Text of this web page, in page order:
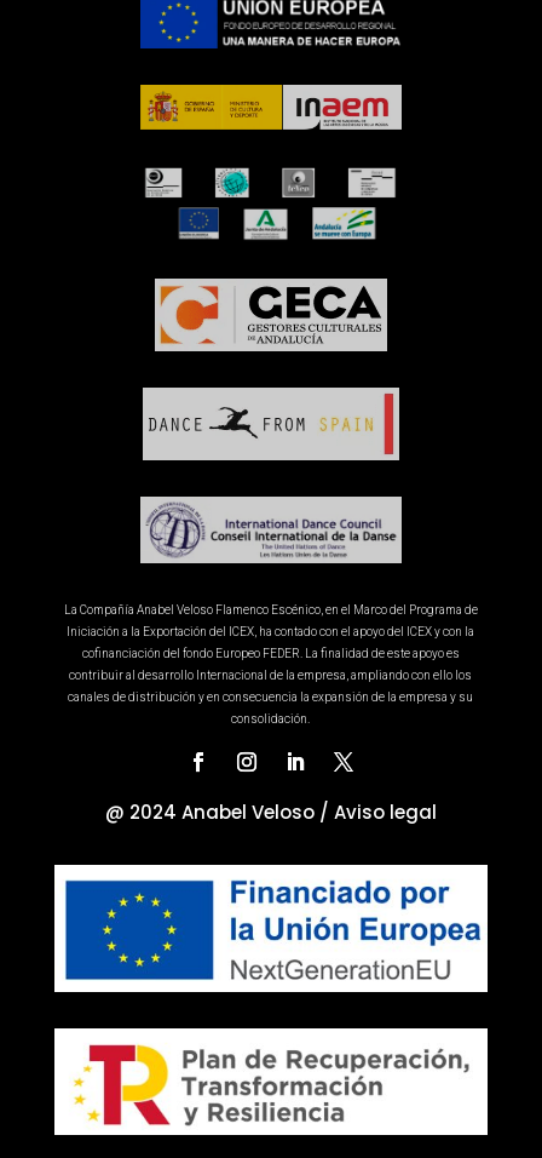
La Compañía Anabel Veloso Flamenco Escénico, en el Marco del Programa de
Iniciación a la Exportación del ICEX, ha contado con el apoyo del ICEX y con la
cofinanciación del fondo Europeo FEDER. La finalidad de este apoyo es
contribuir al desarrollo Internacional de la empresa, ampliando con ello los
canales de distribución y en consecuencia la expansión de la empresa y su
consolidación.
@ 2024 Anabel Veloso / Aviso legal